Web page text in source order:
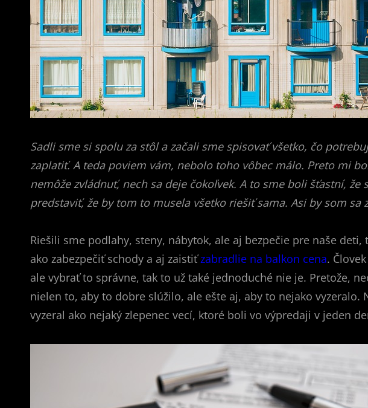
Sadli sme si spolu za stôl a začali sme spisovať všetko, čo
zaplatiť. A teda poviem vám, nebolo toho vôbec málo. Preto mi
nemôže zvládnuť, nech sa deje čokoľvek. A to sme boli šťastní, že
predstaviť, že by tom to musela všetko riešiť sama. Asi by som sa
Riešili sme podlahy, steny, nábytok, ale aj bezpečie pre naše
ako zabezpečiť schody a aj zaistiťzabradlie na balkon cena.
ale vybrať to správne, tak to už také jednoduché nie je. Pretože,
nielen to, aby to dobre slúžilo, ale ešte aj, aby to nejako vyzeralo.
vyzeral ako nejaký zlepenec vecí, ktoré boli vo výpredaji v jeden